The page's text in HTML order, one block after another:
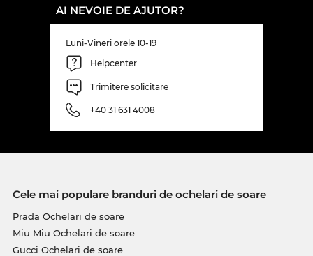
ceva mai lat, acest tip de ochelari este ideal, pentru
Acest model a fost din nou comandat la furnizorii
noştri şi va fi în curând din nou pe stoc. Dacă îi vei
comanda acum, îţi asiguri preţul foarte bun şi
garanţia că îţi vom expedia acest model
AI NEVOIE DE AJUTOR?
Luni-Vineri orele 10-19
Helpcenter
Trimitere solicitare
+40 31 631 4008
Cele mai populare branduri de ochelari de soare
Prada Ochelari de soare
Miu Miu Ochelari de soare
Gucci Ochelari de soare